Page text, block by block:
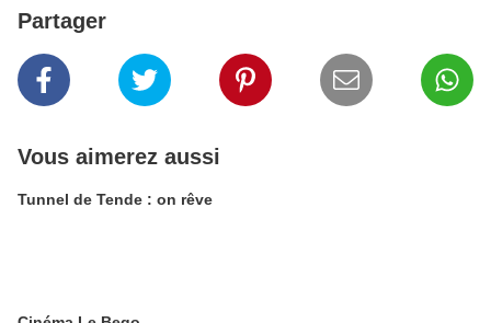
Partager
Vous aimerez aussi
Tunnel de Tende : on rêve